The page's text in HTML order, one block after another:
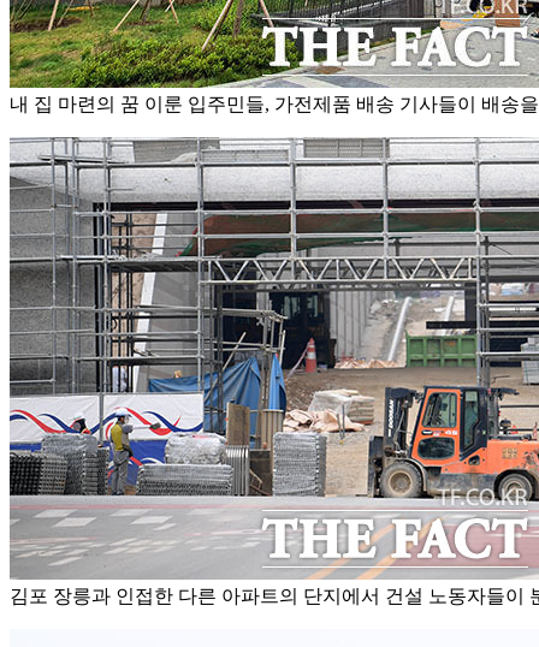
내 집 마련의 꿈 이룬 입주민들, 가전제품 배송 기사들이 배송
김포 장릉과 인접한 다른 아파트의 단지에서 건설 노동자들이